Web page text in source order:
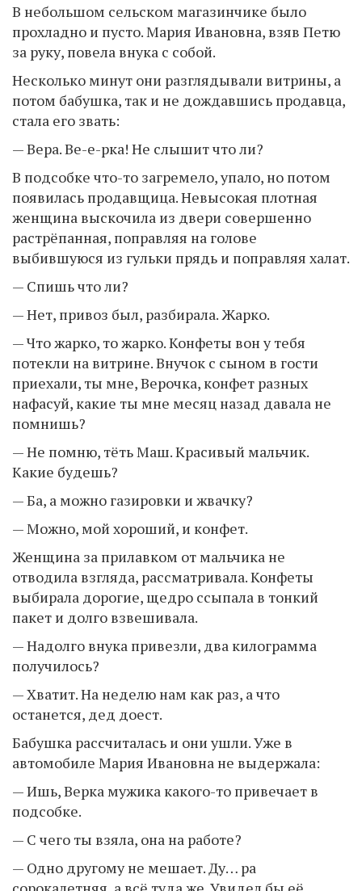
В небольшом сельском магазинчике было
прохладно и пусто. Мария Ивановна, взяв Петю
за руку, повела внука с собой.
Несколько минут они разглядывали витрины, а
потом бабушка, так и не дождавшись продавца,
стала его звать:
— Вера. Ве-е-рка! Не слышит что ли?
В подсобке что-то загремело, упало, но потом
появилась продавщица. Невысокая плотная
женщина выскочила из двери совершенно
растрёпанная, поправляя на голове
выбившуюся из гульки прядь и поправляя халат.
— Спишь что ли?
— Нет, привоз был, разбирала. Жарко.
— Что жарко, то жарко. Конфеты вон у тебя
потекли на витрине. Внучок с сыном в гости
приехали, ты мне, Верочка, конфет разных
нафасуй, какие ты мне месяц назад давала не
помнишь?
— Не помню, тёть Маш. Красивый мальчик.
Какие будешь?
— Ба, а можно газировки и жвачку?
— Можно, мой хороший, и конфет.
Женщина за прилавком от мальчика не
отводила взгляда, рассматривала. Конфеты
выбирала дорогие, щедро ссыпала в тонкий
пакет и долго взвешивала.
— Надолго внука привезли, два килограмма
получилось?
— Хватит. На неделю нам как раз, а что
останется, дед доест.
Бабушка рассчиталась и они ушли. Уже в
автомобиле Мария Ивановна не выдержала:
— Ишь, Верка мужика какого-то привечает в
подсобке.
— С чего ты взяла, она на работе?
— Одно другому не мешает. Ду… ра